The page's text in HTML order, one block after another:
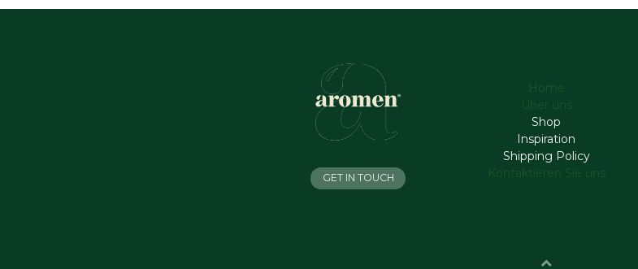
Home
Über uns
Shop
Inspiration
Shipping Policy
Kontaktieren Sie uns
GET IN TOUCH